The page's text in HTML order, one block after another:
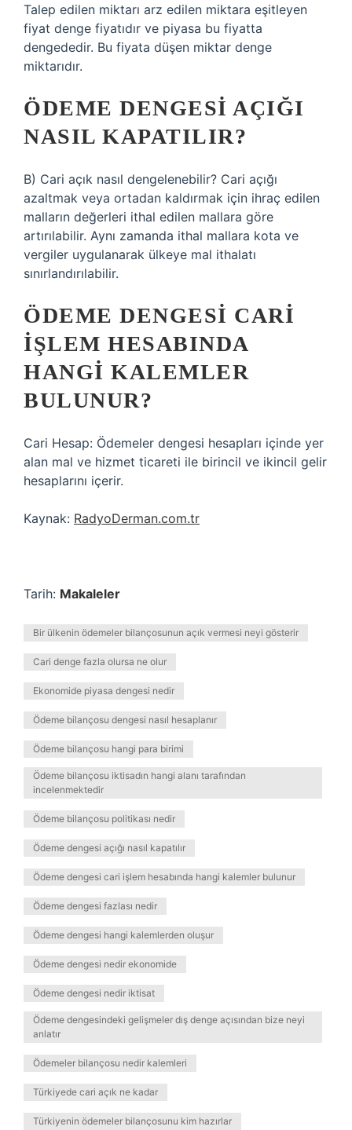
Talep edilen miktarı arz edilen miktara eşitleyen
fiyat denge fiyatıdır ve piyasa bu fiyatta
dengededir. Bu fiyata düşen miktar denge
miktarıdır.
ÖDEME DENGESI AÇIĞI
NASIL KAPATILIR?
B) Cari açık nasıl dengelenebilir? Cari açığı
azaltmak veya ortadan kaldırmak için ihraç edilen
malların değerleri ithal edilen mallara göre
artırılabilir. Aynı zamanda ithal mallara kota ve
vergiler uygulanarak ülkeye mal ithalatı
sınırlandırılabilir.
ÖDEME DENGESI CARI
IŞLEM HESABINDA
HANGI KALEMLER
BULUNUR?
Cari Hesap: Ödemeler dengesi hesapları içinde yer
alan mal ve hizmet ticareti ile birincil ve ikincil gelir
hesaplarını içerir.
Kaynak: RadyoDerman.com.tr
Tarih: Makaleler
Bir ülkenin ödemeler bilançosunun açık vermesi neyi gösterir
Cari denge fazla olursa ne olur
Ekonomide piyasa dengesi nedir
Ödeme bilançosu dengesi nasıl hesaplanır
Ödeme bilançosu hangi para birimi
Ödeme bilançosu iktisadın hangi alanı tarafından
incelenmektedir
Ödeme bilançosu politikası nedir
Ödeme dengesi açığı nasıl kapatılır
Ödeme dengesi cari işlem hesabında hangi kalemler bulunur
Ödeme dengesi fazlası nedir
Ödeme dengesi hangi kalemlerden oluşur
Ödeme dengesi nedir ekonomide
Ödeme dengesi nedir iktisat
Ödeme dengesindeki gelişmeler dış denge açısından bize neyi
anlatır
Ödemeler bilançosu nedir kalemleri
Türkiyede cari açık ne kadar
Türkiyenin ödemeler bilançosunu kim hazırlar